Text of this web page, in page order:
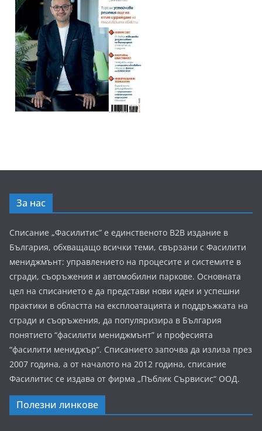
За нас
Списание „Фасилитис” е единственото B2B издание в
България, обхващащо всички теми, свързани с Фасилити
мениджмънт: управлението на процесите и системите в
сгради, съоръжения и автомобилни паркове. Основната
цел на списанието е да представи нови идеи и успешни
практики в областта на експлоатацията и поддръжката на
сгради и съоръжения, да популяризира в България
понятието “фасилити мениджмънт” и професията
“фасилити мениджър”. Списанието започва да излиза през
2007 година, а от началото на 2012 година, списание
Фасилитис се издава от фирма „Пъблик Сървисис“ ООД.
Полезни линкове